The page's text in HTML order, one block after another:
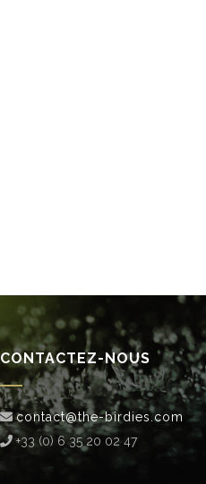
CONTACTEZ-NOUS
contact@the-birdies.com
+33 (0) 6 35 20 02 47‬